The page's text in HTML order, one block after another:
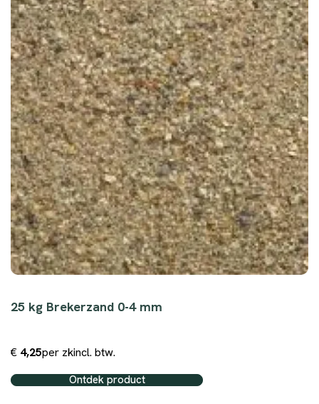
25 kg Brekerzand 0-4 mm
€ 4,25per zkincl. btw.
Ontdek product